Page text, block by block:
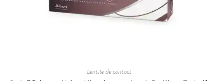
Lentile de contact